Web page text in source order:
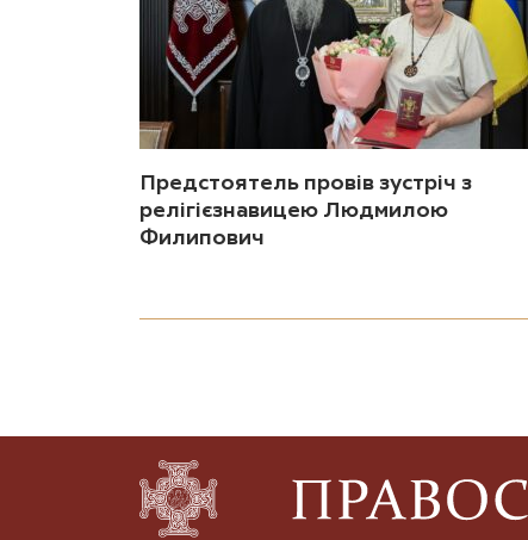
Предстоятель провів зустріч з
релігієзнавицею Людмилою
Филипович